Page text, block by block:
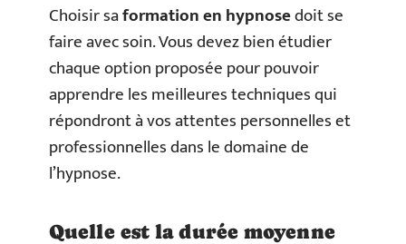
Choisir saformation en hypnosedoit se
faire avec soin. Vous devez bien étudier
chaque option proposée pour pouvoir
apprendre les meilleures techniques qui
répondront à vos attentes personnelles et
professionnelles dans le domaine de
l’hypnose.
Quelle est la durée moyenne